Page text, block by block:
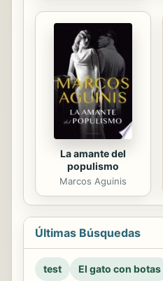
La amante del
populismo
Marcos Aguinis
Últimas Búsquedas
test El gato con botas